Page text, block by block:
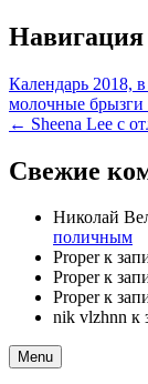
Навигация
Календарь 2018,
молочные
← Sheena Lee с
Свежие
Николай
поличным
Properк
Properк
Properк
nik vlzhnn к
Menu